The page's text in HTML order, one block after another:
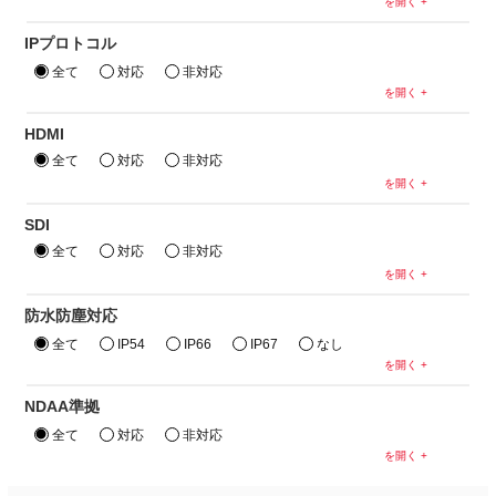
IPプロトコル
全て 対応 非対応
HDMI
全て 対応 非対応
SDI
全て 対応 非対応
防水防塵対応
全て IP54 IP66 IP67 なし
NDAA準拠
全て 対応 非対応